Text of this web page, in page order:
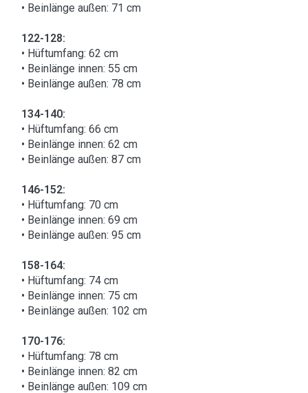
• Beinlänge außen: 71 cm
122-128:
• Hüftumfang: 62 cm
• Beinlänge innen: 55 cm
• Beinlänge außen: 78 cm
134-140:
• Hüftumfang: 66 cm
• Beinlänge innen: 62 cm
• Beinlänge außen: 87 cm
146-152:
• Hüftumfang: 70 cm
• Beinlänge innen: 69 cm
• Beinlänge außen: 95 cm
158-164:
• Hüftumfang: 74 cm
• Beinlänge innen: 75 cm
• Beinlänge außen: 102 cm
170-176:
• Hüftumfang: 78 cm
• Beinlänge innen: 82 cm
• Beinlänge außen: 109 cm